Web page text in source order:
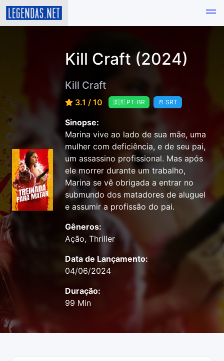
Kill Craft (2024)
Kill Craft
3.1 / 10 🇧🇷 PT-BR 📄 SRT
Sinopse:
Marina vive ao lado de sua mãe, uma
mulher com deficiência, e de seu pai,
um assassino profissional. Mas após
ele morrer durante um trabalho,
Marina se vê obrigada a entrar no
submundo dos matadores de aluguel
e assumir a profissão do pai.
Gêneros:
Ação, Thriller
Data de Lançamento:
04/06/2024
Duração:
99 Min